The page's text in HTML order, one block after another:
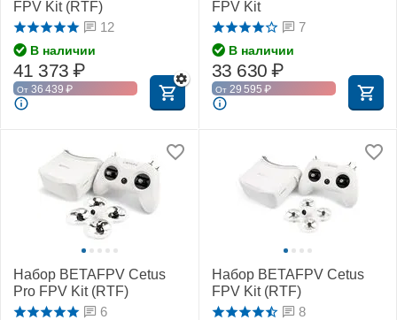
FPV Kit (RTF)
12
В наличии
41 373 ₽
От 36 439 ₽
FPV Kit
7
В наличии
33 630 ₽
От 29 595 ₽
Набор BETAFPV Cetus
Pro FPV Kit (RTF)
6
Набор BETAFPV Cetus
FPV Kit (RTF)
8